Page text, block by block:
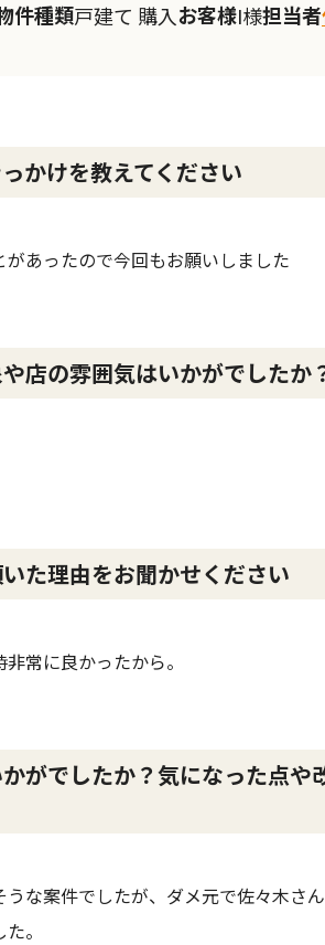
件種類戸建て 購入お客様I様担当者
かけを教えてください
あったので今回もお願いしました
店の雰囲気はいかがでしたか
た理由をお聞かせください
常に良かったから。
がでしたか？気になった点
うな案件でしたが、ダメ元で佐々木さ
。